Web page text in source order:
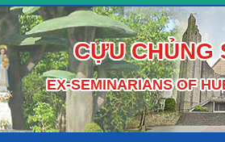
CỰU CHỦNG
EX-SEMINARIANS OF